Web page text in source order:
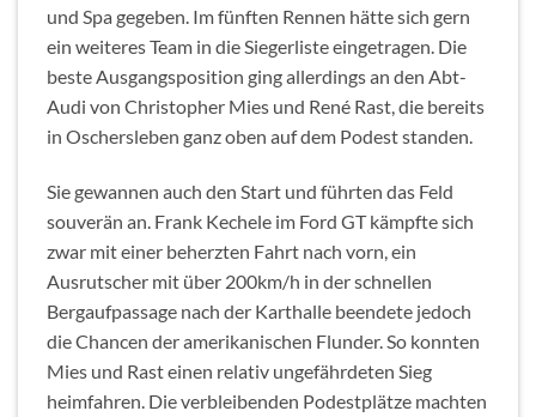
und Spa gegeben. Im fünften Rennen hätte sich gern
ein weiteres Team in die Siegerliste eingetragen. Die
beste Ausgangsposition ging allerdings an den Abt-
Audi von Christopher Mies und René Rast, die bereits
in Oschersleben ganz oben auf dem Podest standen.
Sie gewannen auch den Start und führten das Feld
souverän an. Frank Kechele im Ford GT kämpfte sich
zwar mit einer beherzten Fahrt nach vorn, ein
Ausrutscher mit über 200km/h in der schnellen
Bergaufpassage nach der Karthalle beendete jedoch
die Chancen der amerikanischen Flunder. So konnten
Mies und Rast einen relativ ungefährdeten Sieg
heimfahren. Die verbleibenden Podestplätze machten